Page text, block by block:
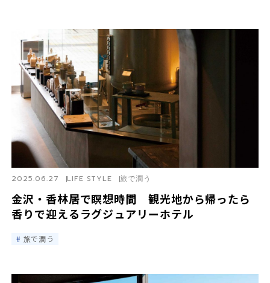
金沢・香林居で瞑想時間 観光地から帰ったら
香りで迎えるラグジュアリーホテル
2025.06.27 LIFE STYLE 旅で潤う
旅で潤う